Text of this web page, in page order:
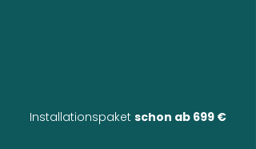
Installationspaket schon ab 699 €